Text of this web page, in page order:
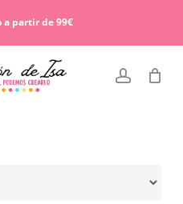
partir de 99€
account
Cart